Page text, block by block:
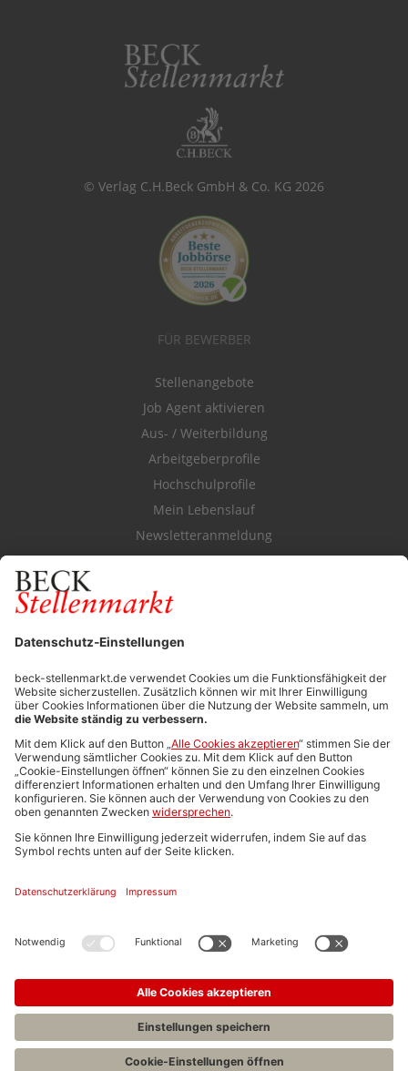
© Verlag C.H.Beck GmbH & Co. KG 2026
FÜR BEWERBER
Stellenangebote
Job Agent aktivieren
Aus- / Weiterbildung
Arbeitgeberprofile
Hochschulprofile
Mein Lebenslauf
Newsletteranmeldung
Durchsuchen Sie den Stellenkatalog
FÜR ARBEITGEBER
Stellenmarktpreise
Anzeigen-AGB
Media-Daten
Newsletteranmeldung
Produktübersicht
ALLGEMEIN
FAQs
Impressum
Stellenangebote C.H.BECK